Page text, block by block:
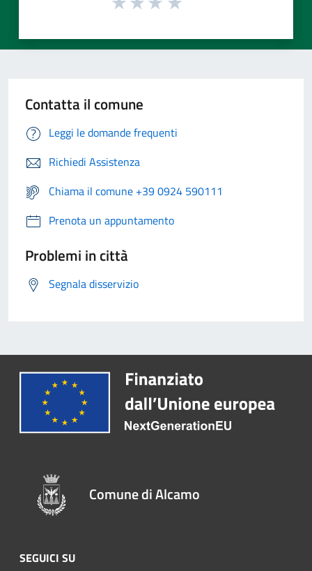
Contatta il comune
Leggi le domande frequenti
Richiedi Assistenza
Chiama il comune +39 0924 590111
Prenota un appuntamento
Problemi in città
Segnala disservizio
Comune di Alcamo
SEGUICI SU